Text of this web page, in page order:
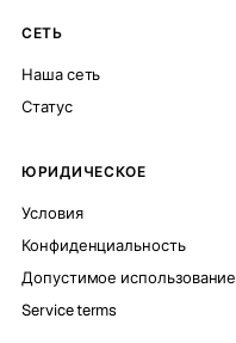
СЕТЬ
Наша сеть
Статус
ЮРИДИЧЕСКОЕ
Условия
Конфиденциальность
Допустимое использование
Service terms